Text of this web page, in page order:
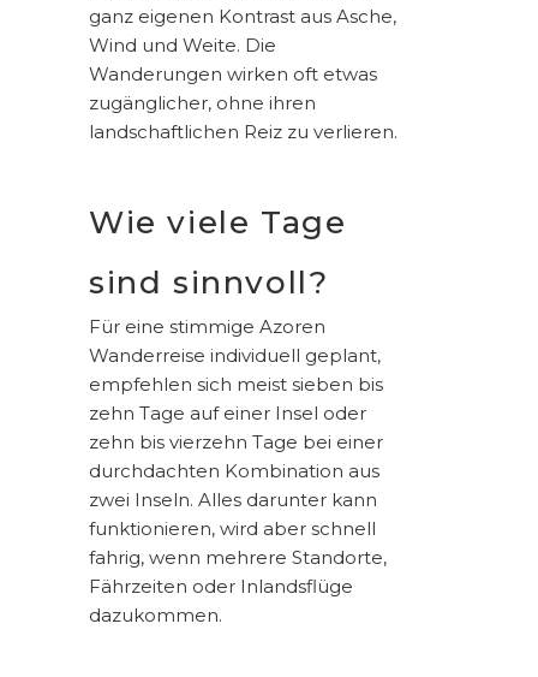
ganz eigenen Kontrast aus Asche,
Wind und Weite. Die
Wanderungen wirken oft etwas
zugänglicher, ohne ihren
landschaftlichen Reiz zu verlieren.
Wie viele Tage
sind sinnvoll?
Für eine stimmige Azoren
Wanderreise individuell geplant,
empfehlen sich meist sieben bis
zehn Tage auf einer Insel oder
zehn bis vierzehn Tage bei einer
durchdachten Kombination aus
zwei Inseln. Alles darunter kann
funktionieren, wird aber schnell
fahrig, wenn mehrere Standorte,
Fährzeiten oder Inlandsflüge
dazukommen.